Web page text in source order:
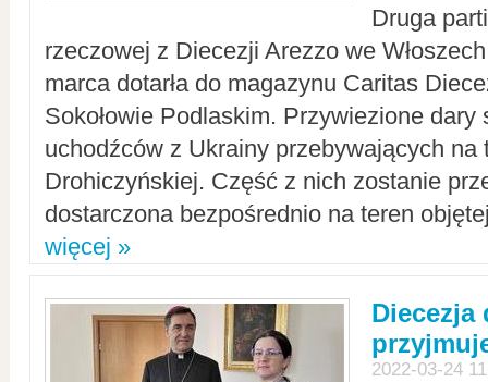
Druga
rzeczowej z Diecezji Arezzo we
marca dotarła do magazynu Caritas
Sokołowie Podlaskim. Przywiezione dary
uchodźców z Ukrainy przebywających na
Drohiczyńskiej. Część z nich zostanie
dostarczona bezpośrednio na teren
więcej »
Diecezja
2022-03-24